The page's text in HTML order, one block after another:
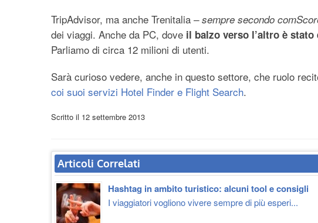
TripAdvisor, ma anche Trenitalia – sempre secondo
dei viaggi. Anche da PC, dove il balzo verso l’altro è stato
Parliamo di circa 12 milioni di utenti.
Sarà curioso vedere, anche in questo settore, che ruolo
coi suoi servizi Hotel Finder e Flight Search.
Scritto il 12 settembre 2013
Articoli Correlati
Hashtag in ambito turistico: alcuni tool e consigli
I viaggiatori vogliono vivere sempre di più esperi...